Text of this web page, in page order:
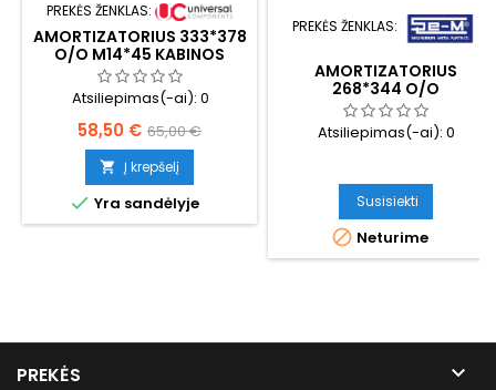
PREKĖS ŽENKLAS:
AMORTIZATORIUS 333*378
O/O M14*45 KABINOS
GALINIS
Atsiliepimas(-ai): 0
Kaina
58,50 € Bazinė
kaina
65,00 €
 Į krepšelį
 Yra sandėlyje
PREKĖS ŽENKLAS:
AMORTIZATORIUS
268*344 O/O
M14*50/M25*38 KABINOS
Atsiliepimas(-ai): 0
Susisiekti
 Neturime
PREKĖS 